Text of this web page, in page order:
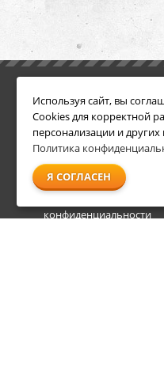
Условия возврата
О компании
Доставка
Оплата
Гарантия и сервис
конфиденциальности
Используя сайт, вы
Cookies для корректной
персонализации и
Политика
Я СОГЛАСЕН